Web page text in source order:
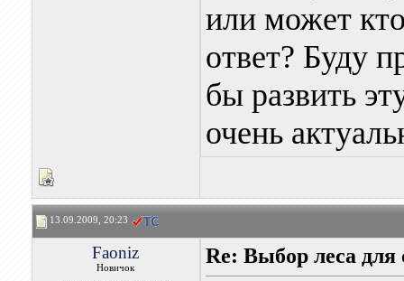
или может
ответ? Буду
бы развить
очень
13.09.2009, 20:23
Faoniz
Новичок
Re: Выбор леса для